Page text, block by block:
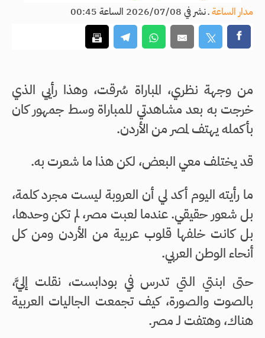
مدار الساعةـنشر في 2026/07/08 الساعة 00:45
من وجهة نظري، المباراة سُرقت، وهذا رأيي الذي
خرجت به بعد مشاهدتي للمباراة وسط جمهور كان
بأكمله يهتف لمصر من الأردن.
قد يختلف معي البعض، لكن هذا ما شعرت به.
ما رأيته اليوم أكد لي أن العروبة ليست مجرد كلمة،
بل شعور حقيقي. عندما لعبت مصر، لم تكن وحدها،
بل كانت خلفها قلوب عربية من الأردن ومن كل
أنحاء الوطن العربي.
حتى ابنتي التي تدرس في بودابست، نقلت إليَّ،
بالصوت والصورة، كيف تجمعت الجاليات العربية
هناك، وهتفت لـ مصر.